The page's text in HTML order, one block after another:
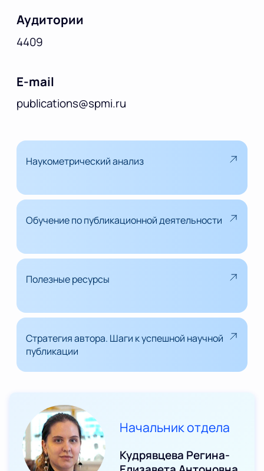
Аудитории
4409
E-mail
publications@spmi.ru
Наукометрический анализ
Обучение по публикационной деятельности
Полезные ресурсы
Стратегия автора. Шаги к успешной научной
публикации
Начальник отдела
Кудрявцева Регина-